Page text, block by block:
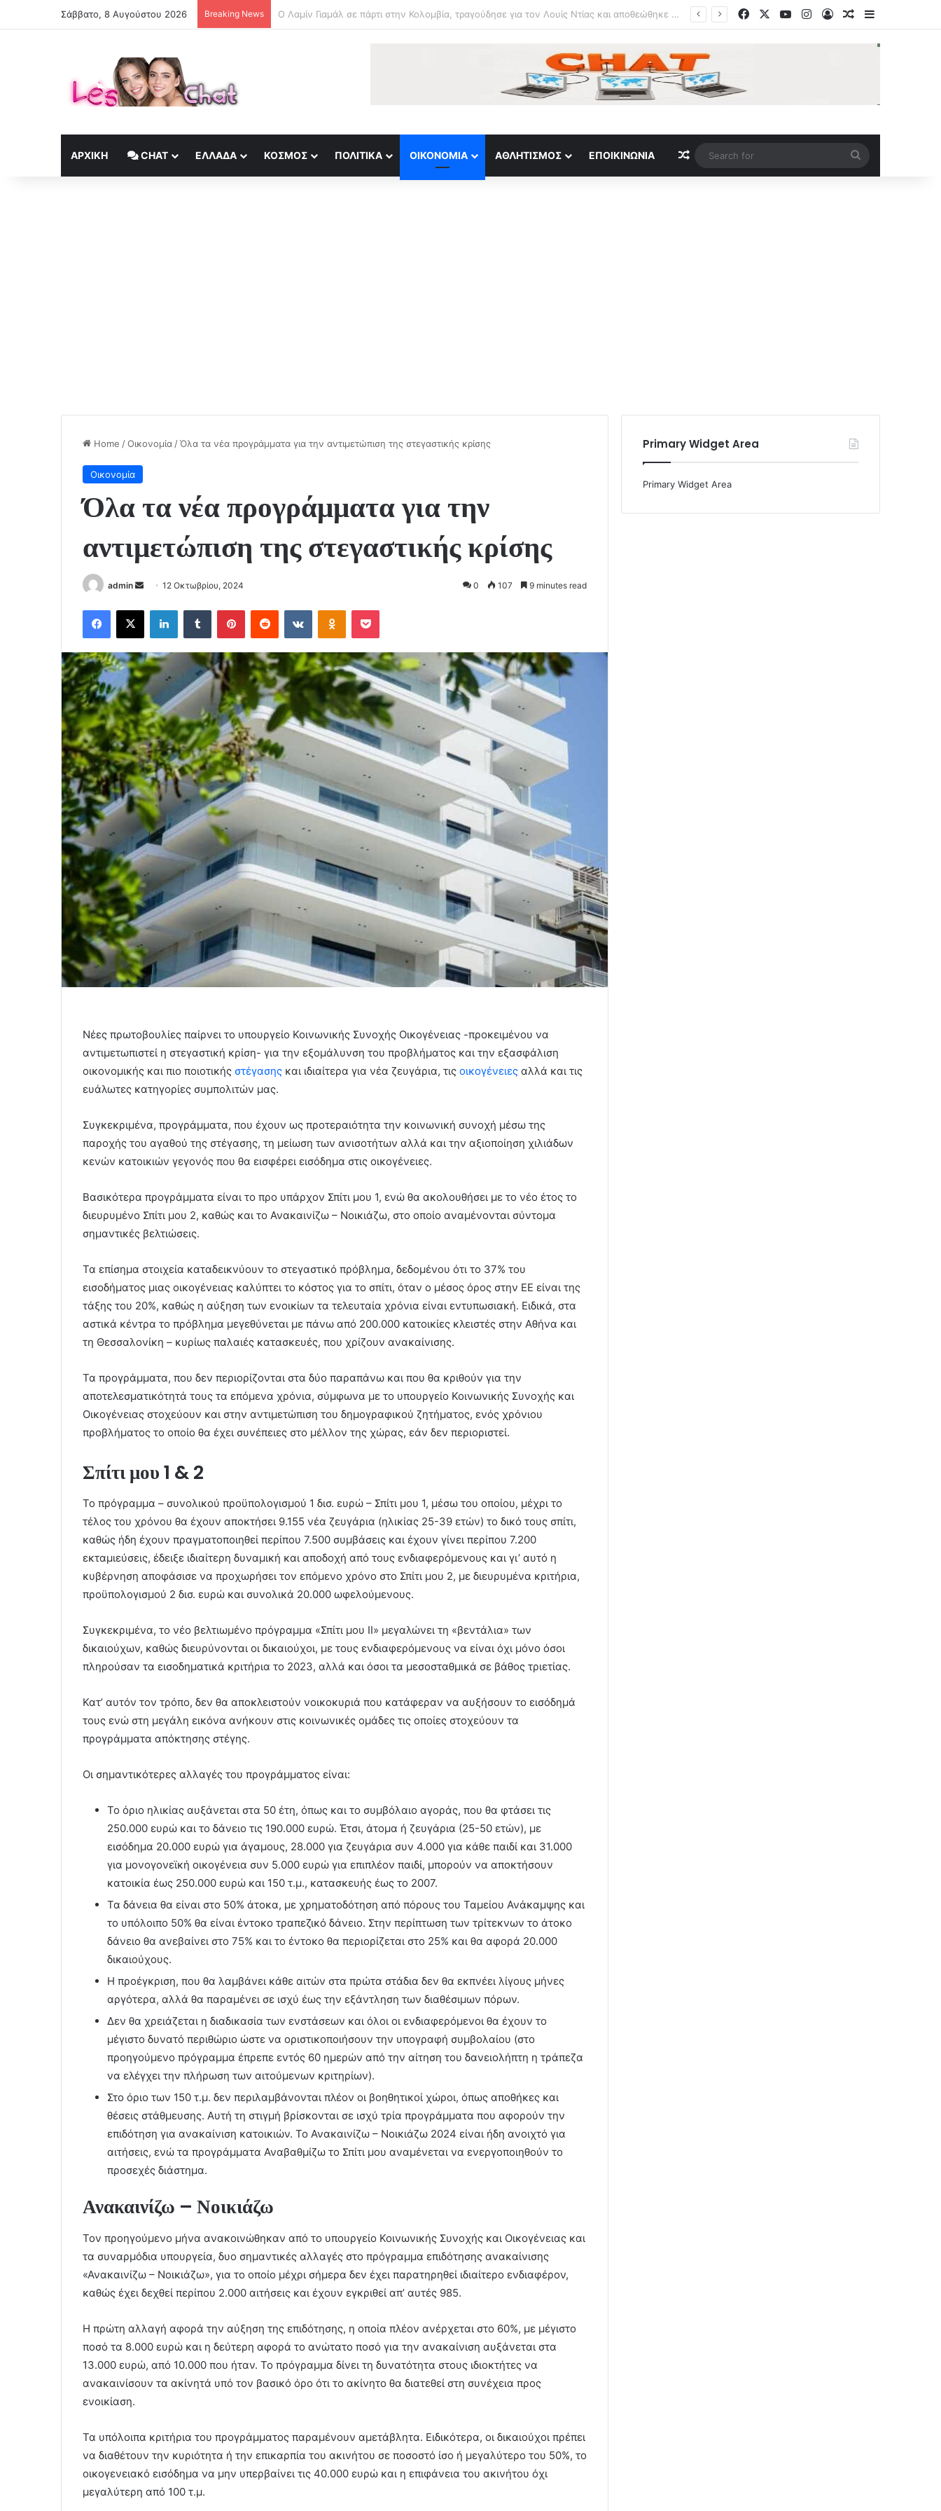
Σάββατο, 8 Αυγούστου 2026 Breaking News Φωτιά σε κατάστημα στο Παλαιό Φάληρο – Εκκενώνεται προληπτικά πολυκατοικία FacebookYouTubeInstagram
Log InRandom Article
Sidebar
ΑΡΧΙΚΉ CHAT ΕΛΛΆΔΑ ΚΟΣΜΟΣ ΠΟΛΙΤΙΚΆ ΟΙΚΟΝΟΜΊΑ ΑΘΛΗΤΙΣΜΌΣ ΕΠΟΙΚΙΝΩΝΊΑ Random Article
for
Home /Οικονομία /Όλα τα νέα προγράμματα για την αντιμετώπιση της στεγαστικής κρίσης
Οικονομία
Όλα τα νέα προγράμματα για την
αντιμετώπιση της στεγαστικής κρίσης
admin
Send
email
12 Οκτωβρίου, 2024 0 107 9 minutes read
Facebook
X LinkedInTumblr PinterestReddit VKontakteOdnoklassniki
Pocket
Νέες πρωτοβουλίες παίρνει το υπουργείο Κοινωνικής Συνοχής Οικογένειας -προκειμένου να
αντιμετωπιστεί η στεγαστική κρίση- για την εξομάλυνση του προβλήματος και την εξασφάλιση
οικονομικής και πιο ποιοτικής στέγασης και ιδιαίτερα για νέα ζευγάρια, τις οικογένειες αλλά και τις
ευάλωτες κατηγορίες συμπολιτών μας.
Συγκεκριμένα, προγράμματα, που έχουν ως προτεραιότητα την κοινωνική συνοχή μέσω της
παροχής του αγαθού της στέγασης, τη μείωση των ανισοτήτων αλλά και την αξιοποίηση χιλιάδων
κενών κατοικιών γεγονός που θα εισφέρει εισόδημα στις οικογένειες.
Βασικότερα προγράμματα είναι το προ υπάρχον Σπίτι μου 1, ενώ θα ακολουθήσει με το νέο έτος το
διευρυμένο Σπίτι μου 2, καθώς και το Ανακαινίζω – Νοικιάζω, στο οποίο αναμένονται σύντομα
σημαντικές βελτιώσεις.
Τα επίσημα στοιχεία καταδεικνύουν το στεγαστικό πρόβλημα, δεδομένου ότι το 37% του
εισοδήματος μιας οικογένειας καλύπτει το κόστος για το σπίτι, όταν ο μέσος όρος στην ΕΕ είναι της
τάξης του 20%, καθώς η αύξηση των ενοικίων τα τελευταία χρόνια είναι εντυπωσιακή. Ειδικά, στα
αστικά κέντρα το πρόβλημα μεγεθύνεται με πάνω από 200.000 κατοικίες κλειστές στην Αθήνα και
τη Θεσσαλονίκη – κυρίως παλαιές κατασκευές, που χρίζουν ανακαίνισης.
Τα προγράμματα, που δεν περιορίζονται στα δύο παραπάνω και που θα κριθούν για την
αποτελεσματικότητά τους τα επόμενα χρόνια, σύμφωνα με το υπουργείο Κοινωνικής Συνοχής και
Οικογένειας στοχεύουν και στην αντιμετώπιση του δημογραφικού ζητήματος, ενός χρόνιου
προβλήματος το οποίο θα έχει συνέπειες στο μέλλον της χώρας, εάν δεν περιοριστεί.
Σπίτι μου 1 & 2
Το πρόγραμμα – συνολικού προϋπολογισμού 1 δισ. ευρώ – Σπίτι μου 1, μέσω του οποίου, μέχρι το
τέλος του χρόνου θα έχουν αποκτήσει 9.155 νέα ζευγάρια (ηλικίας 25-39 ετών) το δικό τους σπίτι,
καθώς ήδη έχουν πραγματοποιηθεί περίπου 7.500 συμβάσεις και έχουν γίνει περίπου 7.200
εκταμιεύσεις, έδειξε ιδιαίτερη δυναμική και αποδοχή από τους ενδιαφερόμενους και γι’ αυτό η
κυβέρνηση αποφάσισε να προχωρήσει τον επόμενο χρόνο στο Σπίτι μου 2, με διευρυμένα κριτήρια,
προϋπολογισμού 2 δισ. ευρώ και συνολικά 20.000 ωφελούμενους.
Συγκεκριμένα, το νέο βελτιωμένο πρόγραμμα «Σπίτι μου ΙΙ» μεγαλώνει τη «βεντάλια» των
δικαιούχων, καθώς διευρύνονται οι δικαιούχοι, με τους ενδιαφερόμενους να είναι όχι μόνο όσοι
πληρούσαν τα εισοδηματικά κριτήρια το 2023, αλλά και όσοι τα μεσοσταθμικά σε βάθος τριετίας.
Κατ’ αυτόν τον τρόπο, δεν θα αποκλειστούν νοικοκυριά που κατάφεραν να αυξήσουν το εισόδημά
τους ενώ στη μεγάλη εικόνα ανήκουν στις κοινωνικές ομάδες τις οποίες στοχεύουν τα
προγράμματα απόκτησης στέγης.
Οι σημαντικότερες αλλαγές του προγράμματος είναι:
Το όριο ηλικίας αυξάνεται στα 50 έτη, όπως και το συμβόλαιο αγοράς, που θα φτάσει τις
250.000 ευρώ και το δάνειο τις 190.000 ευρώ. Έτσι, άτομα ή ζευγάρια (25-50 ετών), με
εισόδημα 20.000 ευρώ για άγαμους, 28.000 για ζευγάρια συν 4.000 για κάθε παιδί και 31.000
για μονογονεϊκή οικογένεια συν 5.000 ευρώ για επιπλέον παιδί, μπορούν να αποκτήσουν
κατοικία έως 250.000 ευρώ και 150 τ.μ., κατασκευής έως το 2007.
Τα δάνεια θα είναι στο 50% άτοκα, με χρηματοδότηση από πόρους του Ταμείου Ανάκαμψης και
το υπόλοιπο 50% θα είναι έντοκο τραπεζικό δάνειο. Στην περίπτωση των τρίτεκνων το άτοκο
δάνειο θα ανεβαίνει στο 75% και το έντοκο θα περιορίζεται στο 25% και θα αφορά 20.000
δικαιούχους.
Η προέγκριση, που θα λαμβάνει κάθε αιτών στα πρώτα στάδια δεν θα εκπνέει λίγους μήνες
αργότερα, αλλά θα παραμένει σε ισχύ έως την εξάντληση των διαθέσιμων πόρων.
Δεν θα χρειάζεται η διαδικασία των ενστάσεων και όλοι οι ενδιαφερόμενοι θα έχουν το
μέγιστο δυνατό περιθώριο ώστε να οριστικοποιήσουν την υπογραφή συμβολαίου (στο
προηγούμενο πρόγραμμα έπρεπε εντός 60 ημερών από την αίτηση του δανειολήπτη η τράπεζα
να ελέγχει την πλήρωση των αιτούμενων κριτηρίων).
Στο όριο των 150 τ.μ. δεν περιλαμβάνονται πλέον οι βοηθητικοί χώροι, όπως αποθήκες και
θέσεις στάθμευσης. Αυτή τη στιγμή βρίσκονται σε ισχύ τρία προγράμματα που αφορούν την
επιδότηση για ανακαίνιση κατοικιών. Το Ανακαινίζω – Νοικιάζω 2024 είναι ήδη ανοιχτό για
αιτήσεις, ενώ τα προγράμματα Αναβαθμίζω το Σπίτι μου αναμένεται να ενεργοποιηθούν το
προσεχές διάστημα.
Ανακαινίζω – Νοικιάζω
Τον προηγούμενο μήνα ανακοινώθηκαν από το υπουργείο Κοινωνικής Συνοχής και Οικογένειας και
τα συναρμόδια υπουργεία, δυο σημαντικές αλλαγές στο πρόγραμμα επιδότησης ανακαίνισης
«Ανακαινίζω – Νοικιάζω», για το οποίο μέχρι σήμερα δεν έχει παρατηρηθεί ιδιαίτερο ενδιαφέρον,
καθώς έχει δεχθεί περίπου 2.000 αιτήσεις και έχουν εγκριθεί απ’ αυτές 985.
Η πρώτη αλλαγή αφορά την αύξηση της επιδότησης, η οποία πλέον ανέρχεται στο 60%, με μέγιστο
ποσό τα 8.000 ευρώ και η δεύτερη αφορά το ανώτατο ποσό για την ανακαίνιση αυξάνεται στα
13.000 ευρώ, από 10.000 που ήταν. Το πρόγραμμα δίνει τη δυνατότητα στους ιδιοκτήτες να
ανακαινίσουν τα ακίνητά υπό τον βασικό όρο ότι το ακίνητο θα διατεθεί στη συνέχεια προς
ενοικίαση.
Τα υπόλοιπα κριτήρια του προγράμματος παραμένουν αμετάβλητα. Ειδικότερα, οι δικαιούχοι πρέπει
να διαθέτουν την κυριότητα ή την επικαρπία του ακινήτου σε ποσοστό ίσο ή μεγαλύτερο του 50%, το
οικογενειακό εισόδημα να μην υπερβαίνει τις 40.000 ευρώ και η επιφάνεια του ακινήτου όχι
μεγαλύτερη από 100 τ.μ.
Primary Widget Area
Primary Widget Area